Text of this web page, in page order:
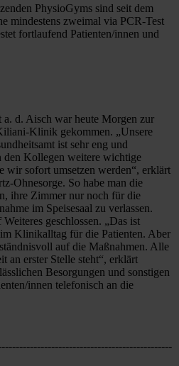
PhysioGyms sind seit dem
mindestens zweimal via PCR-Test
fortlaufend Patienten/innen und
a. d. Aisch war heute Morgen zur
Klinik gekommen. „Unsere
ist sehr eng und
den Kollegen weitere wichtige
wir sofort umsetzen werden“, erklärt
Ohnesorge. So habe man die
ihre Zimmer nur noch für die
im Speisesaal zu verlassen.
geschlossen. „Das ist
Klinikalltag für die Patienten. Aber
auf die Maßnahmen. Alle
an erster Stelle steht“, erklärt
Besorgungen und sonstigen
innen telefonisch an die